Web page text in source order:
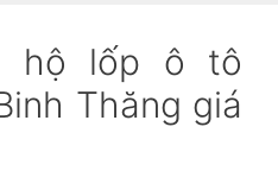
hộ lốp ô tô
Thăng giá